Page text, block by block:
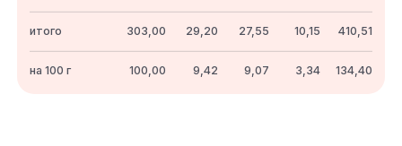
итого 303,00 29,20 27,55 10,15 410,51
на 100 г 100,00 9,42 9,07 3,34 134,40